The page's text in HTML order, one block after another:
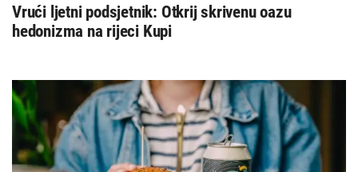
Vrući ljetni podsjetnik: Otkrij skrivenu oazu
hedonizma na rijeci Kupi